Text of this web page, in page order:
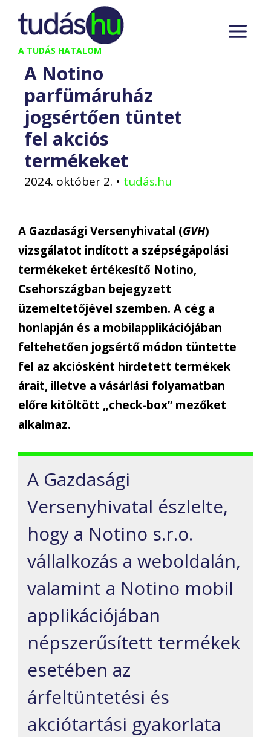
Kilépés
tartalomba
A TUDÁS HATALOM
A Notino
parfümáruház
jogsértően tüntet
fel akciós
termékeket
2024. október 2. • tudás.hu
A Gazdasági Versenyhivatal (GVH)
vizsgálatot indított a szépségápolási
termékeket értékesítő Notino,
Csehországban bejegyzett
üzemeltetőjével szemben. A cég a
honlapján és a mobilapplikációjában
feltehetően jogsértő módon tüntette
fel az akciósként hirdetett termékek
árait, illetve a vásárlási folyamatban
előre kitöltött „check-box” mezőket
alkalmaz.
A Gazdasági
Versenyhivatal észlelte,
hogy a Notino s.r.o.
vállalkozás a weboldalán,
valamint a Notino mobil
applikációjában
népszerűsített termékek
esetében az
árfeltüntetési és
akciótartási gyakorlata